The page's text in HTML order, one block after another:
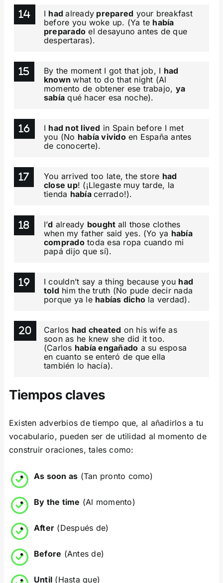
I hadalready prepared your breakfast
before you woke up. (Ya te había
preparado el desayuno antes de que
despertaras).
By the moment I got that job, I had
knownwhat to do that night (Al
momento de obtener ese trabajo, ya
sabía qué hacer esa noche).
I had not lived in Spain before I met
you (No había vividoen España antes
de conocerte).
You arrived too late, the store had
close up! (¡Llegaste muy tarde, la
tienda habíacerrado!).
I’d already bought all those clothes
when my father said yes. (Yo ya había
compradotoda esa ropa cuando mi
papá dijo que sí).
I couldn’t say a thing because you had
told him the truth (No pude decir nada
porque ya le habías dicho la verdad).
Carlos had cheated on his wife as
soon as he knew she did it too.
(Carlos había engañado a su esposa
en cuanto se enteró de que ella
también lo hacía).
Tiempos claves
Existen adverbios de tiempo que, al añadirlos a tu
vocabulario, pueden ser de utilidad al momento de
construir oraciones, tales como:
As soon as (Tan pronto como)
By the time (Al momento)
After (Después de)
Before (Antes de)
Until (Hasta que)